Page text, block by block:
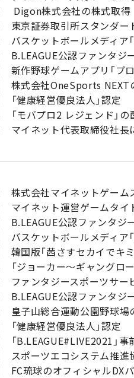
Digon株式会社の株式取得
東京証券取引所スタンダー
バスケットボールメディア
B.LEAGUE公認ファンタジ
新作野球ゲームアプリ「プ
株式会社OneSports NEXT
「健康経営優良法人」認定
「モバプロ2 レジェンド」の
マイネット代表取締役社長
株式会社マイネットゲーム
マイネット運営ゲームタイ
B.LEAGUE公認ファンタジ
バスケットボールメディア
韓国版「茜さすセカイでキ
「ジョーカー～ギャングロ
ファンタジースポーツサー
B.LEAGUE公認ファンタジ
皇子山総合運動公園野球
「健康経営優良法人」認定
「B.LEAGUE#LIVE2021」
スポーツエコシステム推
FC琉球のオフィシャルDX